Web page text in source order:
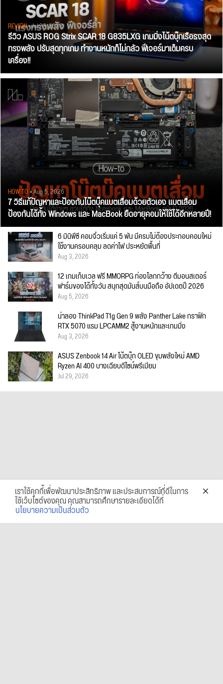
REVIEW• Jul 28, 2026
รีวิว ASUS ROG Strix SCAR 18 G835LXG เกมมิ่งโน้ตบุ๊กเรือธงสุด
ทรงพลัง ปรับสุดทุกเกม ทำงานหนักก็ไม่กลัว ฟีเจอร์มาเต็มครบ
เครื่อง!!
HOW TO• Aug 5, 2026
7 วิธีแก้ปัญหาและป้องกันโน๊ตบุ๊คแบตเสื่อมด้วยตัวเอง แบตเสื่อม
ป้องกันได้ทั้ง Windows และ MacBook ยืดอายุคอมให้ใช้ได้อีกหลายปี!
6 มินิพีซี คอมจิ๋วเริ่มแค่ 5 พัน มีครบไม่ต้องประกอบคอมใหม่
ใช้งานครอบคลุม ลดค่าไฟ ประหยัดพื้นที่
Aug 3, 2026
12 เกมเก็บเวล ฟรี MMORPG ท่องโลกกว้าง ตีมอนสเตอร์
ฟาร์มของได้ทั้งวัน สนุกสุดมันส์บนมือถือ อัปเดตปี 2026
Aug 5, 2026
น่าลอง ThinkPad T1g Gen 9 พลัง Panther Lake กราฟิก
RTX 5070 แรม LPCAMM2 สู้งานหนักและเกมมิ่ง
Aug 3, 2026
ASUS Zenbook 14 Air โน้ตบุ๊ก OLED ขุมพลังใหม่ AMD
Ryzen AI 400 บางเฉียบดีไซน์พรีเมียม
Jul 29, 2026
เราใช้คุกกี้เพื่อพัฒนาประสิทธิภาพ และประสบการณ์ที่ดีในการ
ใช้เว็บไซต์ของคุณ คุณสามารถศึกษารายละเอียดได้ที่
นโยบายความเป็นส่วนตัว